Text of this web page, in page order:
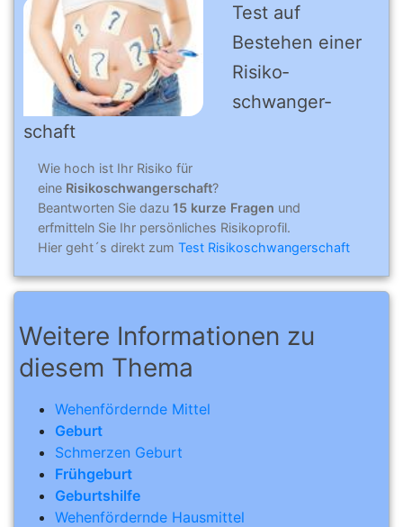
Test auf
Bestehen einer
Risiko­
schwanger­
schaft
Wie hoch ist Ihr Risiko für
eine Risikoschwangerschaft?
Beantworten Sie dazu 15 kurze Fragen und
erfmitteln Sie Ihr persönliches Risikoprofil.
Hier geht´s direkt zum Test Risikoschwangerschaft
Weitere Informationen zu
diesem Thema
Wehenfördernde Mittel
Geburt
Schmerzen Geburt
Frühgeburt
Geburtshilfe
Wehenfördernde Hausmittel